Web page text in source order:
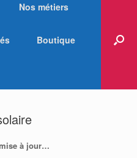
Nos métiers
Boutique
à jour…